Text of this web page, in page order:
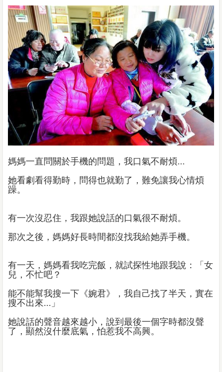
媽媽一直問關於手機的問題，我口氣不耐煩...
她看劇看得勤時，問得也就勤了，難免讓我心情煩
躁。
有一次沒忍住，我跟她說話的口氣很不耐煩。
那次之後，媽媽好長時間都沒找我給她弄手機。
有一天，媽媽看我吃完飯，就試探性地跟我說：「女
兒，不忙吧？
能不能幫我搜一下《婉君》，我自己找了半天，實在
搜不出來...」
她說話的聲音越來越小，說到最後一個字時都沒聲
了，顯然沒什麼底氣，怕惹我不高興。